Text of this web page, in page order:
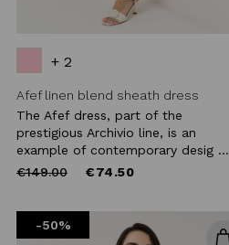
+ 2
Afef linen blend sheath dress
The Afef dress, part of the
prestigious Archivio line, is an
example of contemporary desig ...
Price
€149.00to €74.50
-50%